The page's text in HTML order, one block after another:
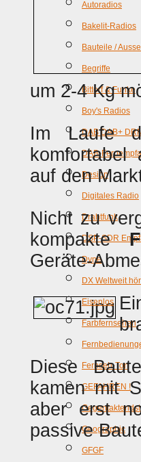
Autoradios
Bakelit-Radios
Bauteile /
Begriffe
Bittorf & Funke
Boy's Radios
DAB DAB+
DAB-
Design
Digitales Radio
Drahtfunk
DSP-SDR
Dyne
DX Weltweit
Eisenlos
Farbfernsehen
Fernseh-Ton
GEFAHREN !
Geographic
GFGF
um 2-4 Kg
Im Laufe
komfortabel
auf den
Nicht zu
kompakte
Geräte-
Diese
kamen mit
aber erst
passive